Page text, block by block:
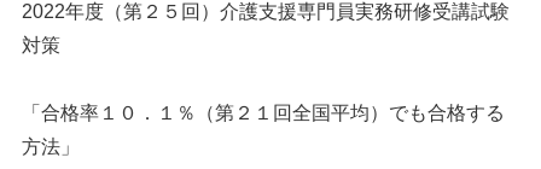
2022年度（第２５回）介護支援専門員実務研修受講試験
対策
「合格率１０．１％（第２１回全国平均）でも合格する
方法」